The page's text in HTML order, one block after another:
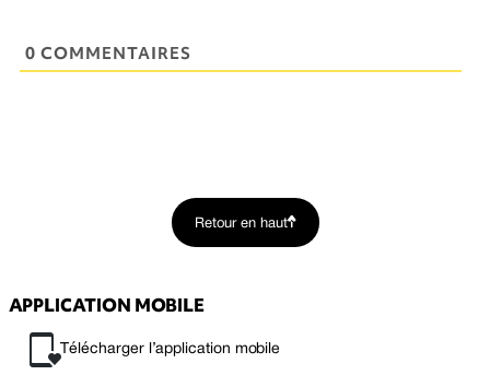
0 COMMENTAIRES
Retour en haut
APPLICATION MOBILE
Télécharger l’application mobile